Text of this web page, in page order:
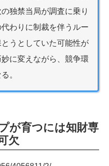
独禁当局が調査に乗り
わりに制裁を伴うルー
うとしていた可能性が
に変えながら、競争環
。
が育つには知財専
欠